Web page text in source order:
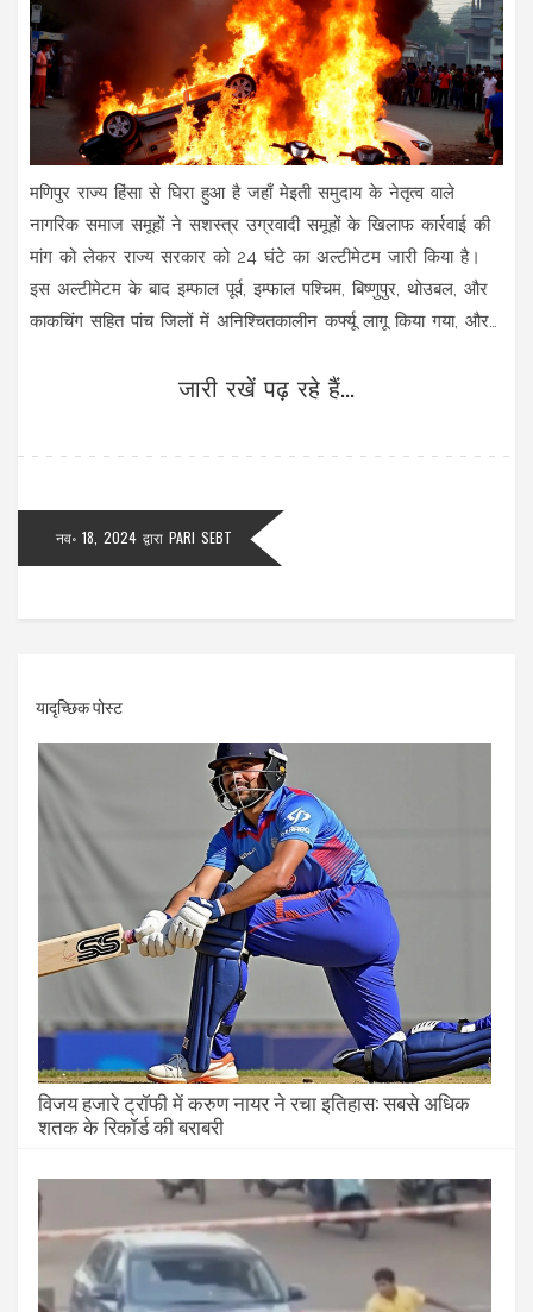
मणिपुर राज्य हिंसा से घिरा हुआ है जहाँ मेइती समुदाय के नेतृत्व वाले
नागरिक समाज समूहों ने सशस्त्र उग्रवादी समूहों के खिलाफ कार्रवाई की
मांग को लेकर राज्य सरकार को 24 घंटे का अल्टीमेटम जारी किया है।
इस अल्टीमेटम के बाद इम्फाल पूर्व, इम्फाल पश्चिम, बिष्णुपुर, थोउबल, और
काकचिंग सहित पांच जिलों में अनिश्चितकालीन कर्फ्यू लागू किया गया, और
जारी रखें पढ़ रहे हैं...
नव॰ 18, 2024 द्वारा PARI SEBT
यादृच्छिक पोस्ट
विजय हजारे ट्रॉफी में करुण नायर ने रचा इतिहास: सबसे अधिक
शतक के रिकॉर्ड की बराबरी